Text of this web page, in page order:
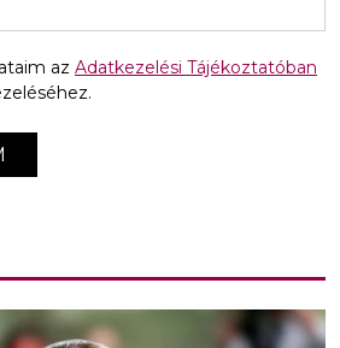
az Adatkezelési Tájékoztatóban